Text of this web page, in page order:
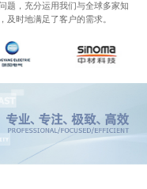
题，充分运用我们与全球多家知
时地满足了客户的需求。